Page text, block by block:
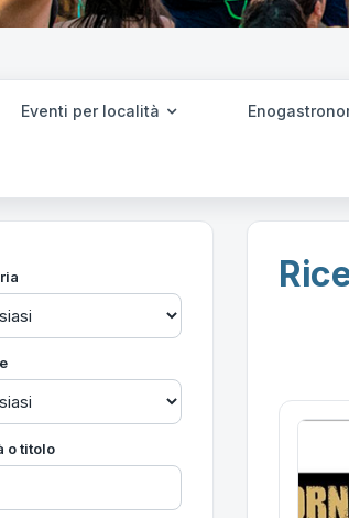
Eventi per località
o titolo